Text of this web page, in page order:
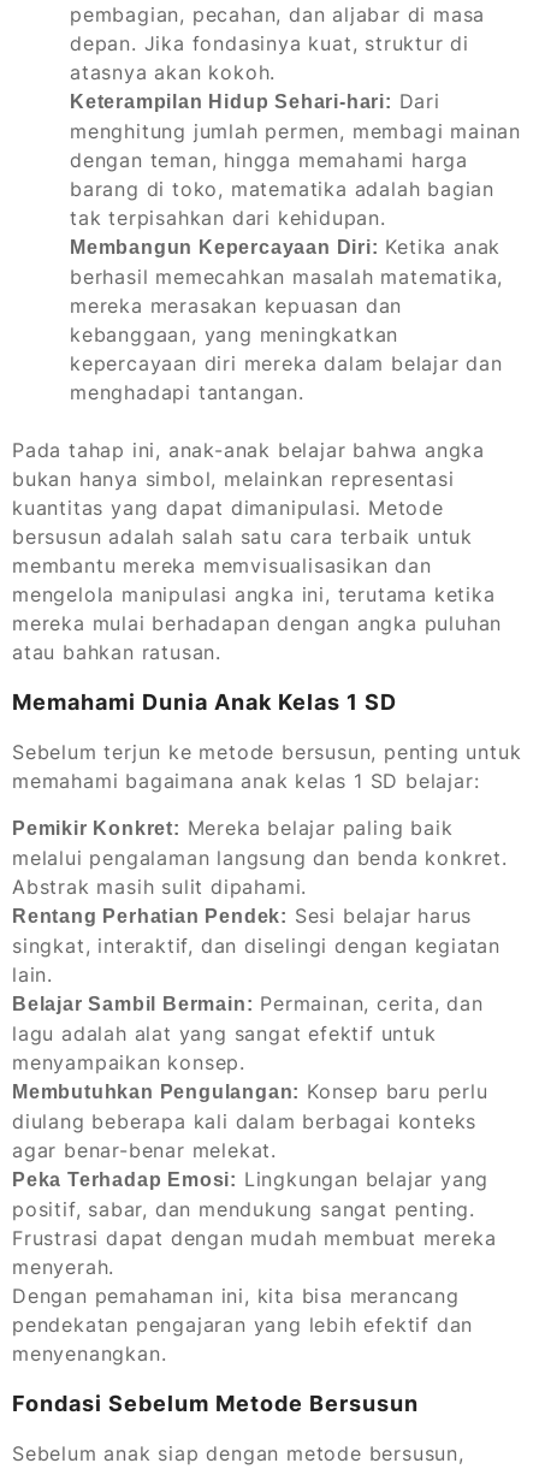
pembagian, pecahan, dan aljabar di masa
depan. Jika fondasinya kuat, struktur di
atasnya akan kokoh.
Keterampilan Hidup Sehari-hari: Dari
menghitung jumlah permen, membagi mainan
dengan teman, hingga memahami harga
barang di toko, matematika adalah bagian
tak terpisahkan dari kehidupan.
Membangun Kepercayaan Diri: Ketika anak
berhasil memecahkan masalah matematika,
mereka merasakan kepuasan dan
kebanggaan, yang meningkatkan
kepercayaan diri mereka dalam belajar dan
menghadapi tantangan.
Pada tahap ini, anak-anak belajar bahwa angka
bukan hanya simbol, melainkan representasi
kuantitas yang dapat dimanipulasi. Metode
bersusun adalah salah satu cara terbaik untuk
membantu mereka memvisualisasikan dan
mengelola manipulasi angka ini, terutama ketika
mereka mulai berhadapan dengan angka puluhan
atau bahkan ratusan.
Memahami Dunia Anak Kelas 1 SD
Sebelum terjun ke metode bersusun, penting untuk
memahami bagaimana anak kelas 1 SD belajar:
Pemikir Konkret: Mereka belajar paling baik
melalui pengalaman langsung dan benda konkret.
Abstrak masih sulit dipahami.
Rentang Perhatian Pendek: Sesi belajar harus
singkat, interaktif, dan diselingi dengan kegiatan
lain.
Belajar Sambil Bermain: Permainan, cerita, dan
lagu adalah alat yang sangat efektif untuk
menyampaikan konsep.
Membutuhkan Pengulangan: Konsep baru perlu
diulang beberapa kali dalam berbagai konteks
agar benar-benar melekat.
Peka Terhadap Emosi: Lingkungan belajar yang
positif, sabar, dan mendukung sangat penting.
Frustrasi dapat dengan mudah membuat mereka
menyerah.
Dengan pemahaman ini, kita bisa merancang
pendekatan pengajaran yang lebih efektif dan
menyenangkan.
Fondasi Sebelum Metode Bersusun
Sebelum anak siap dengan metode bersusun,